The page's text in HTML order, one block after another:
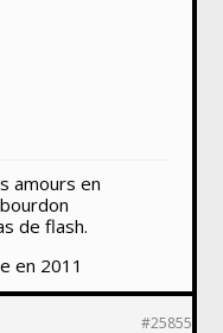
amours en
de flash.
en 2011
#25855